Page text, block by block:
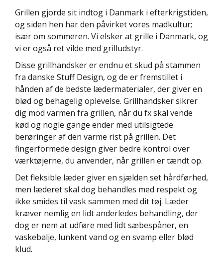
Grillen gjorde sit indtog i Danmark i efterkrigstiden,
og siden hen har den påvirket vores madkultur;
især om sommeren. Vi elsker at grille i Danmark, og
vi er også ret vilde med grilludstyr.
Disse grillhandsker er endnu et skud på stammen
fra danske Stuff Design, og de er fremstillet i
hånden af de bedste lædermaterialer, der giver en
blød og behagelig oplevelse. Grillhandsker sikrer
dig mod varmen fra grillen, når du fx skal vende
kød og nogle gange ender med utilsigtede
berøringer af den varme rist på grillen. Det
fingerformede design giver bedre kontrol over
værktøjerne, du anvender, når grillen er tændt op.
Det fleksible læder giver en sjælden set hårdførhed,
men læderet skal dog behandles med respekt og
ikke smides til vask sammen med dit tøj. Læder
kræver nemlig en lidt anderledes behandling, der
dog er nem at udføre med lidt sæbespåner, en
vaskebalje, lunkent vand og en svamp eller blød
klud.